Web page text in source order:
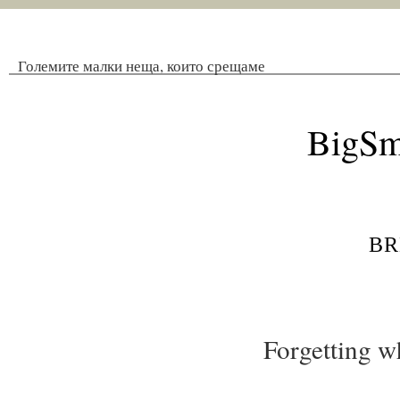
Големите малки неща, които срещаме
Forgetting